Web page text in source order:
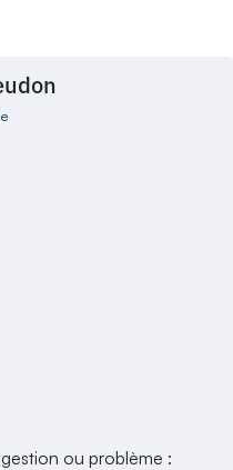
ou problème :